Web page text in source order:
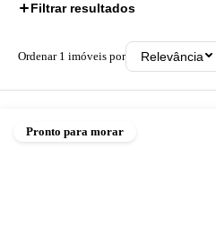
Filtrar resultados
Ordenar 1 imóveis por Relevância
Pronto para morar